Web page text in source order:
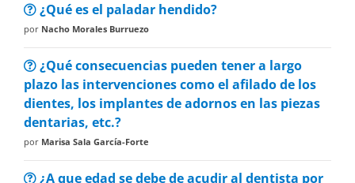
¿Qué es el paladar hendido?
por Nacho Morales Burruezo
¿Qué consecuencias pueden tener a largo
plazo las intervenciones como el afilado de los
dientes, los implantes de adornos en las piezas
dentarias, etc.?
por Marisa Sala García-Forte
¿A que edad se debe de acudir al dentista por